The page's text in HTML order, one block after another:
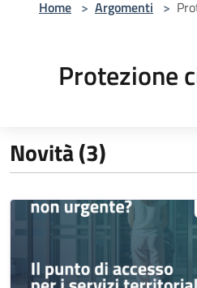
Home > Argomenti >
Protezione
Novità (3)